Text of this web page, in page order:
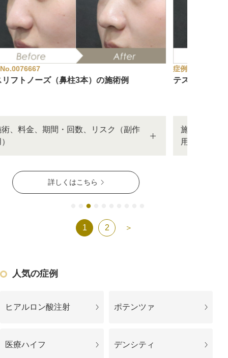
アクセス
西梅田から徒歩2分
予約方法に
ついて
アフターケア オンライン診療
オンラインショップ
症例No.0076662
テスリフトノーズ（鼻背3本・鼻柱3本）の施術例
施術、料金、期間・回数、リスク（副作
詳しくはこちら
1 2 ＞
人気の症例
ヒアルロン酸注射 ポテンツァ
医療ハイフ デンシティ